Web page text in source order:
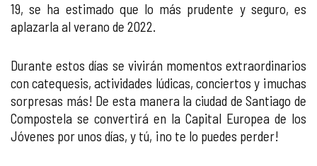
19, se ha estimado que lo más prudente y seguro, es
aplazarla al verano de 2022.
Durante estos días se vivirán momentos extraordinarios
con catequesis, actividades lúdicas, conciertos y ¡muchas
sorpresas más! De esta manera la ciudad de Santiago de
Compostela se convertirá en la Capital Europea de los
Jóvenes por unos días, y tú, ¡no te lo puedes perder!